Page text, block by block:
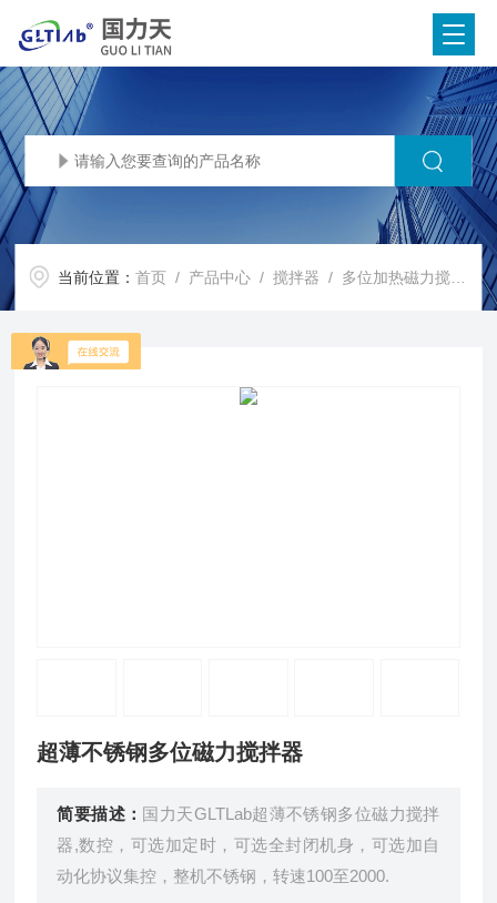
当前位置：首页 / 产品中心 /搅拌器 / 多位加热磁力搅拌器 /
超薄不锈钢多位磁力搅拌器
简要描述： 国力天GLTLab超薄不锈钢多位磁力搅拌
器,数控，可选加定时，可选全封闭机身，可选加自
动化协议集控，整机不锈钢，转速100至2000.